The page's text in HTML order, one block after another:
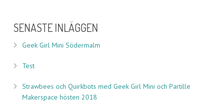
SENASTE INLÄGGEN
Geek Girl Mini Södermalm
Test
Strawbees och Quirkbots med Geek Girl Mini och Partille
Makerspace hösten 2018